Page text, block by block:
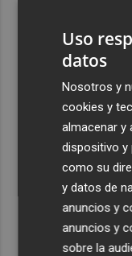
El homenaje a
Ferran Torres,
pueblo: "Allá
Foios se vuelca
Las '200 vidas'
cima del cine: un
Uso
datos
Nosotros y
cookies y
almacenar y
dispositivo y
como su
y datos de
anuncios y
anuncios y
sobre la